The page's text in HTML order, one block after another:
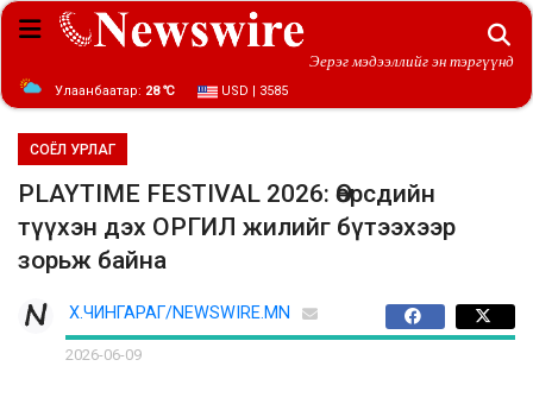
Эерэг мэдээллийг эн тэргүүнд
Улаанбаатар: 28 ℃ USD | 3585
СОЁЛ УРЛАГ
PLAYTIME FESTIVAL 2026: Өөрсдийн
түүхэн дэх ОРГИЛ жилийг бүтээхээр
зорьж байна
Х.ЧИНГАРАГ/NEWSWIRE.MN
2026-06-09